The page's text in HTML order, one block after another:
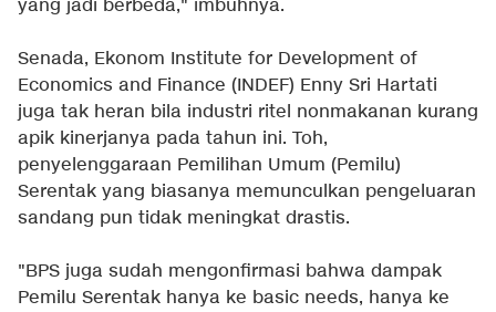
yang jadi berbeda," imbuhnya.
Senada, Ekonom Institute for Development of
Economics and Finance (INDEF) Enny Sri Hartati
juga tak heran bila industri ritel nonmakanan kurang
apik kinerjanya pada tahun ini. Toh,
penyelenggaraan Pemilihan Umum (Pemilu)
Serentak yang biasanya memunculkan pengeluaran
sandang pun tidak meningkat drastis.
"BPS juga sudah mengonfirmasi bahwa dampak
Pemilu Serentak hanya ke basic needs, hanya ke